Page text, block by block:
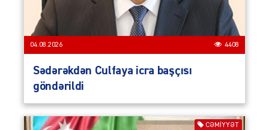
04.08.2026 4408
Sədərəkdən Culfaya icra başçısı
göndərildi
CƏMIYYƏT